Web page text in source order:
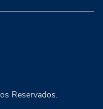
Reservados.